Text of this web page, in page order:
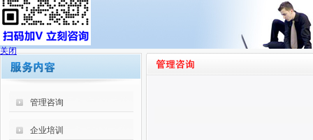
管理咨询
企业培训
关闭